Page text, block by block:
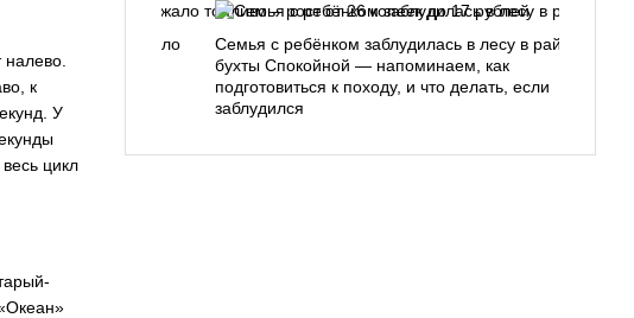
к
У
цикл
снова подорожало
до 17 рублей
Семья с ребёнком заблудилась в лесу в районе
бухты Спокойной — напоминаем, как
подготовиться к походу, и что делать, если
заблудился